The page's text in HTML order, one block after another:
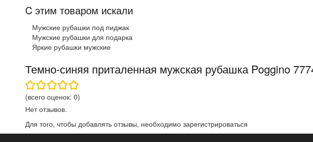
C этим товаром искали
Мужские рубашки под пиджак
Мужские рубашки для подарка
Яркие рубашки мужские
Темно-синяя приталенная мужская рубашка Poggino
(всего оценок: 0)
Нет отзывов.
Для того, чтобы добавлять отзывы, необходимо зарегистрироваться